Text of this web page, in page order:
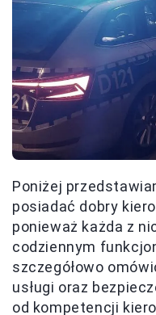
Poniżej
posiadać dobry
ponieważ każda z
codziennym
szczegółowo
usługi oraz
od kompetencji